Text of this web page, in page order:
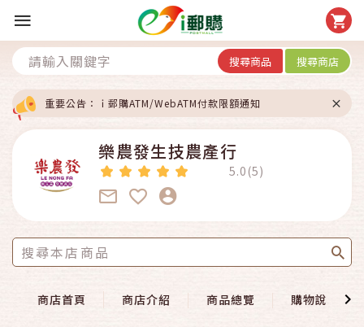
搜尋商品 搜尋商店
重要公告：ｉ郵購ATM/WebATM付款限額通知
樂農發生技農產行
5.0(5)
商店首頁 商店介紹 商品總覽 購物說明